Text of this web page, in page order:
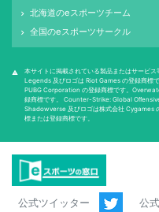
keyboard_arrow_right 北海道のeスポーツチーム
keyboard_arrow_right 全国のeスポーツサークル
warning
本サイトに掲載されている製品またはサービ
Legends 及びロゴは Riot Games の登録商標
PUBG Corporation の登録商標です。
録商標です。 Counter-Strike: Global
Shadowverse 及びロゴは株式会社 Cygames
標または登録商標です。
公式ツイッター 公